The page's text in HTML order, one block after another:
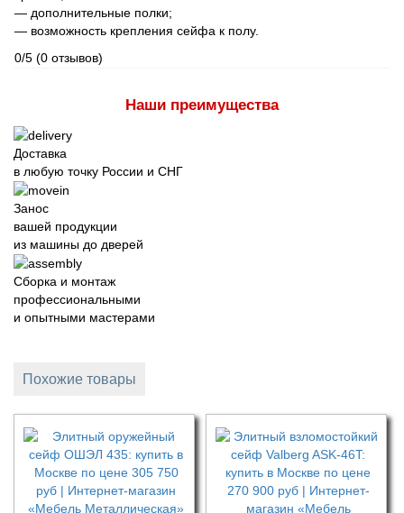
— дополнительные полки;
— возможность крепления сейфа к полу.
0/5 (0 отзывов)
Наши преимущества
Доставка
в любую точку России и СНГ
Занос
вашей продукции
из машины до дверей
Сборка и монтаж
профессиональными
и опытными мастерами
Похожие товары